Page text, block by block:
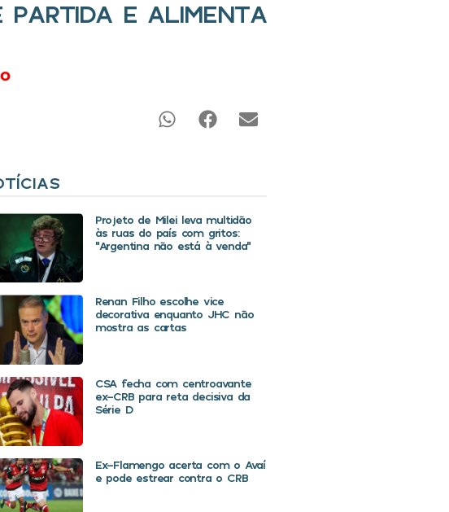
E ALIMENTA
Projeto de Milei leva multidão
às ruas do país com gritos:
“Argentina não está à venda”
Renan Filho escolhe vice
decorativa enquanto JHC não
mostra as cartas
CSA fecha com centroavante
ex-CRB para reta decisiva da
Série D
Ex-Flamengo acerta com o Avaí
e pode estrear contra o CRB